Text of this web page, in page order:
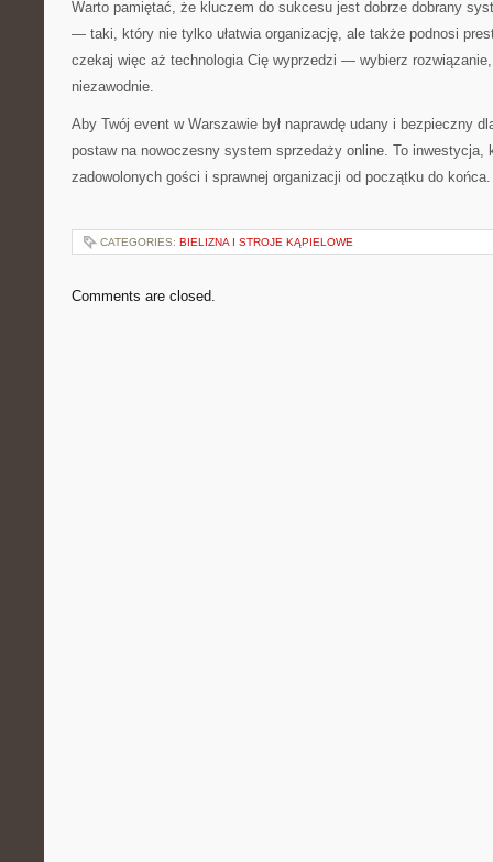
Warto pamiętać, że kluczem do sukcesu jest dobrze dobrany
— taki, który nie tylko ułatwia organizację, ale także podnosi
czekaj więc aż technologia Cię wyprzedzi — wybierz
niezawodnie.
Aby Twój event w Warszawie był naprawdę udany i bezpieczny
postaw na nowoczesny system sprzedaży online. To inwestycja,
zadowolonych gości i sprawnej organizacji od początku do końca.
CATEGORIES: BIELIZNA I STROJE KĄPIELOWE
Comments are closed.